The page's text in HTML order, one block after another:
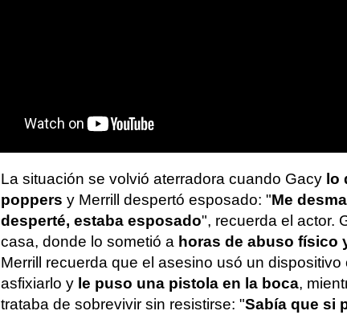
La situación se volvió aterradora cuando Gacy lo
poppers y Merrill despertó esposado: "Me
desperté, estaba esposado", recuerda el actor.
casa, donde lo sometió a horas de abuso físico
Merrill recuerda que el asesino usó un dispositivo
asfixiarlo y le puso una pistola en la boca,
trataba de sobrevivir sin resistirse: "Sabía que si